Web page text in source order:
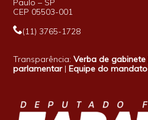
CEP 05503-001
(11) 3765-1728
Transparência:Verba de gabinete
parlamentar|Equipe do mandato